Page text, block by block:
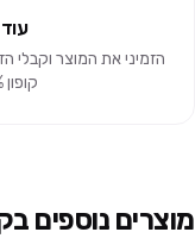
הזמיני את המוצר וקבלי
קופון 5% הנחה למוצרים הבאים 🎁
מוצרים נוספים